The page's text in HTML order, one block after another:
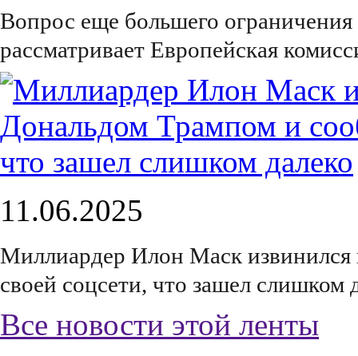
Вопрос еще большего
рассматривает Европейская
11.06.2025
Миллиардер Илон Маск
своей соцсети, что зашел слишком
Все новости этой ленты